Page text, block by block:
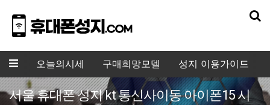
메뉴 오늘의시세 구매희망모델 성지 이용가이드
서울 휴대폰 성지 kt 통신사이동 아이폰15 시